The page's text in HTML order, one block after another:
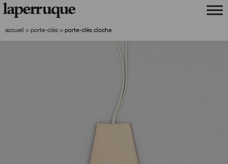
aller
navigation
aller
au
accueil > porte-clés > porte-clés cloche